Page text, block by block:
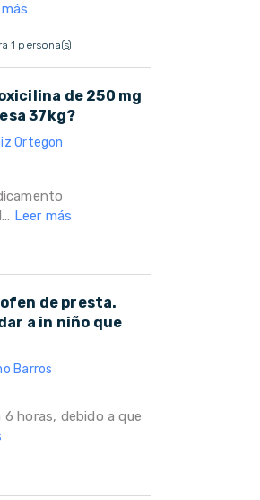
1 persona(s)
de 250 mg
37kg?
Ortegon
Leer más
de presta.
a in niño que
Barros
6 horas, debido a que